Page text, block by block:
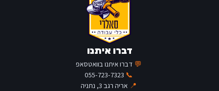
דברו איתנו
💬 דברו איתנו בוואטסאפ
📞
055-723-7323
📍 אריה רגב 3, נתניה